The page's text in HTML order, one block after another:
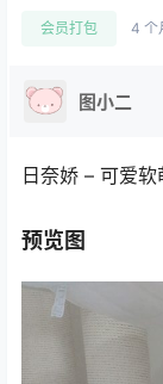
会员打包 4 个
图小二
日奈娇 – 可爱
预览图